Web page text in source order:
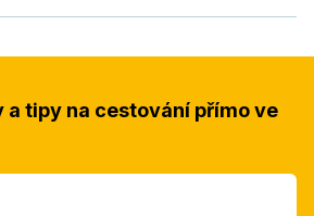
a tipy na cestování přímo ve